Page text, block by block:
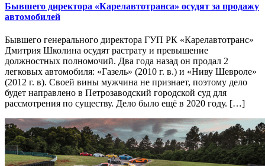
Бывшего директора «Карелавтотранса» осудят за продажу
автомобилей
Бывшего генерального директора ГУП РК «Карелавтотранс»
Дмитрия Школина осудят растрату и превышение
должностных полномочий. Два года назад он продал 2
легковых автомобиля: «Газель» (2010 г. в.) и «Ниву Шевроле»
(2012 г. в). Своей вины мужчина не признает, поэтому дело
будет направлено в Петрозаводский городской суд для
рассмотрения по существу. Дело было ещё в 2020 году. […]